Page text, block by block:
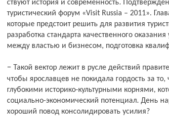
ствуют история и современность.
туристический форум «Visit Russia – 2011».
которые предстоит решить для развития
разработка стандарта качественного
между властью и бизнесом, подготовка
– Такой вектор лежит в русле действий правитель­ства области, направленных на то,
чтобы ярославцев не покидала гордость за
глубокими историко-культурными корнями,
социально-экономический потенциал. День
хороший повод консолидировать усилия?